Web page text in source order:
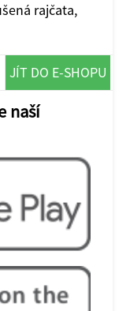
rajčata,
JÍT DO E-SHOPU
naší